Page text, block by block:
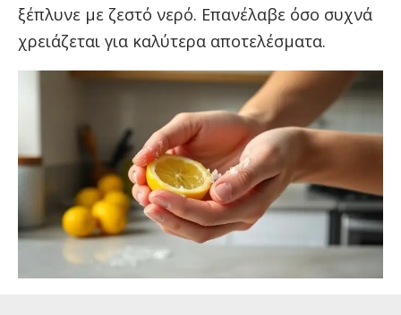
ξέπλυνε με ζεστό νερό. Επανέλαβε όσο συχνά
χρειάζεται για καλύτερα αποτελέσματα.